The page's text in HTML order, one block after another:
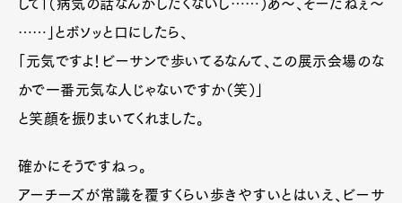
して「（病気の話なんかしたくないし……）あ〜、そーだねぇ〜
……」とボソッと口にしたら、
「元気ですよ！ビーサンで歩いてるなんて、この展示会場のな
かで一番元気な人じゃないですか（笑）」
と笑顔を振りまいてくれました。
確かにそうですねっ。
アーチーズが常識を覆すくらい歩きやすいとはいえ、ビーサ